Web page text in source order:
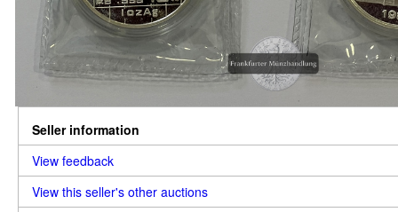
Seller information
View feedback
View this seller's other auctions